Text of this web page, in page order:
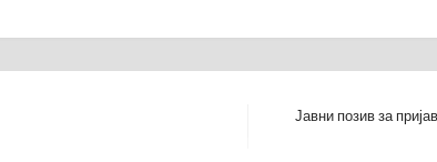
Јавни позив за